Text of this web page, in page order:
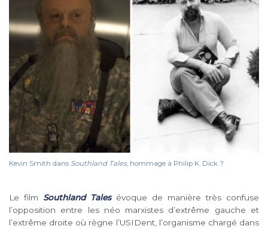
Kevin Smith dans Southland Tales, hommage à Philip K. Dick ?
Le film Southland Talesévoque de manière très confuse
l’opposition entre les néo marxistes d’extrême gauche et
l’extrême droite où règne l’USIDent, l’organisme chargé dans